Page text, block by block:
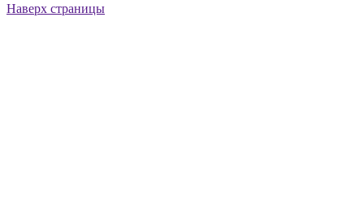
Наверх страницы